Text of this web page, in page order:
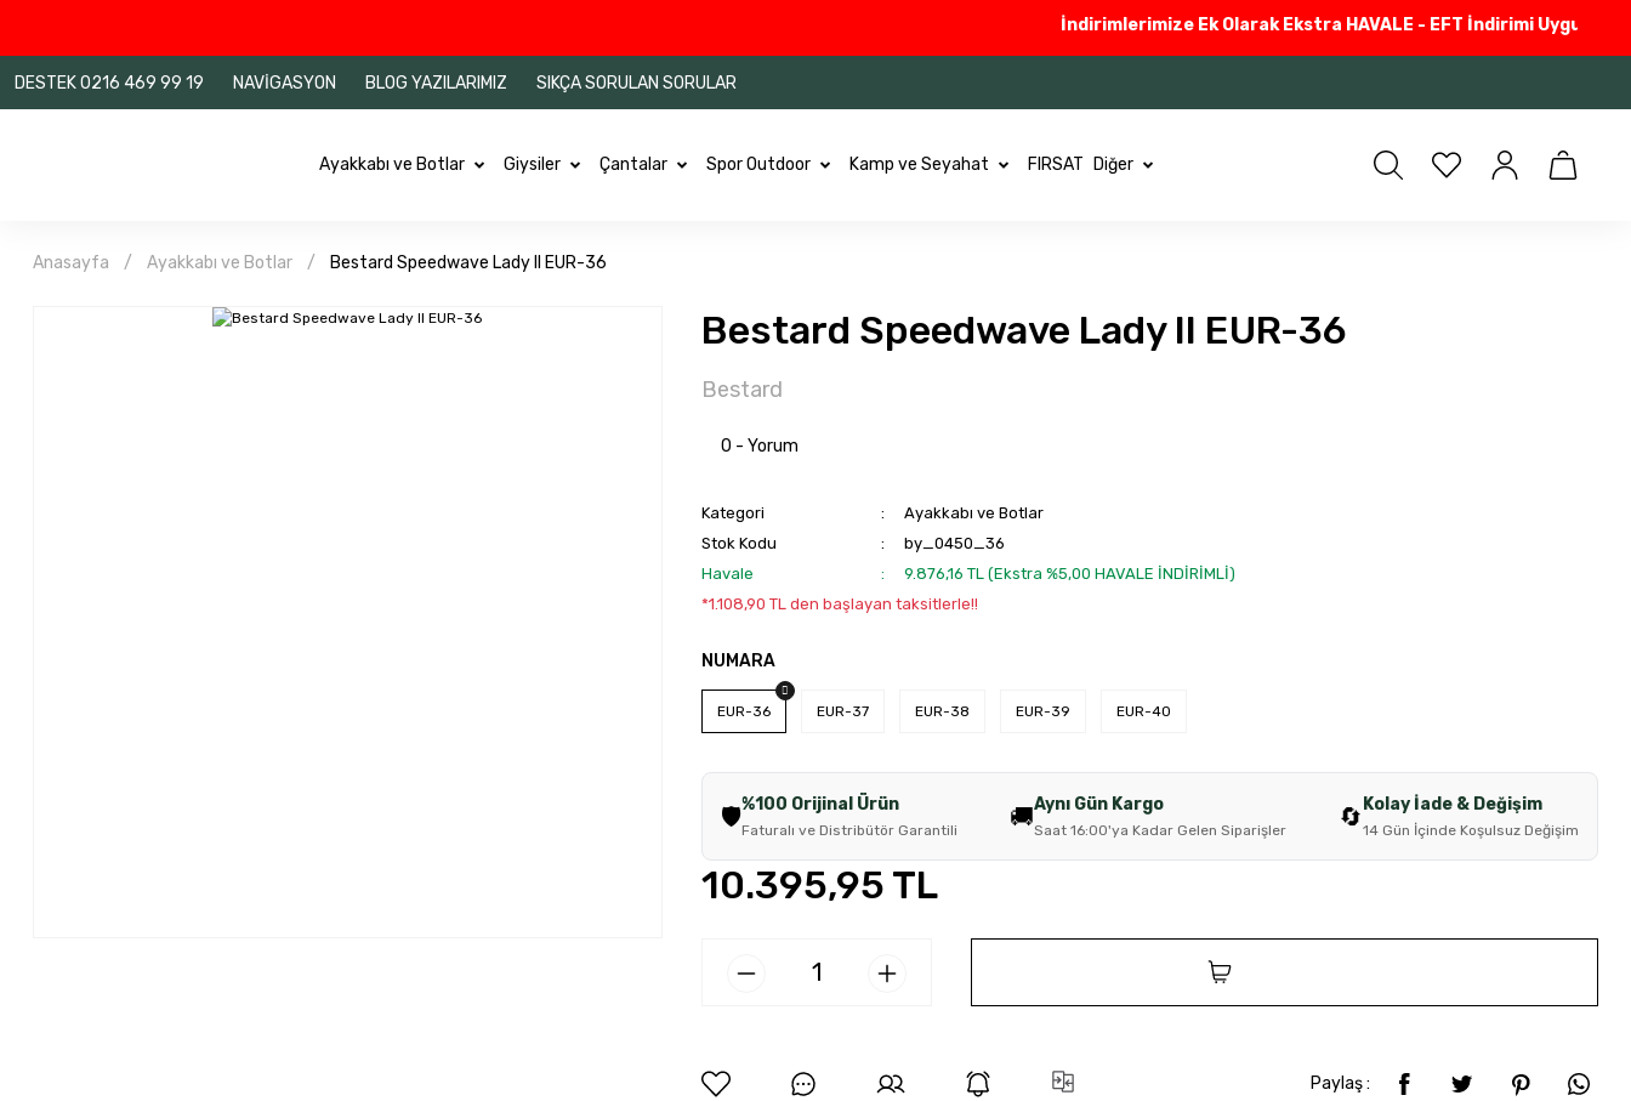
İndirimlerimize Ek Olarak Ekstra HAVALE - EFT İndirimi Uyguluyoruz
DESTEK 0216 469 99 19 NAVİGASYON BLOG YAZILARIMIZ SIKÇA SORULAN SORULAR
Ayakkabı ve Botlar Giysiler Çantalar Spor Outdoor Kamp ve Seyahat FIRSAT Diğer
Anasayfa Ayakkabı ve Botlar Bestard Speedwave Lady II EUR-36
Bestard Speedwave Lady II EUR-36
Bestard
0 - Yorum
Kategori
Ayakkabı ve Botlar
Stok Kodu
by_0450_36
Havale
9.876,16 TL (Ekstra %5,00 HAVALE İNDİRİMLİ)
*1.108,90 TL den başlayan taksitlerle!!
NUMARA
EUR-36 EUR-37 EUR-38 EUR-39 EUR-40
🛡️%100 Orijinal Ürün
Faturalı ve Distribütör Garantili 🚚Aynı Gün Kargo
Saat 16:00'ya Kadar Gelen Siparişler 🔄 Kolay İade & Değişim
14 Gün İçinde Koşulsuz Değişim
10.395,95 TL
Paylaş :